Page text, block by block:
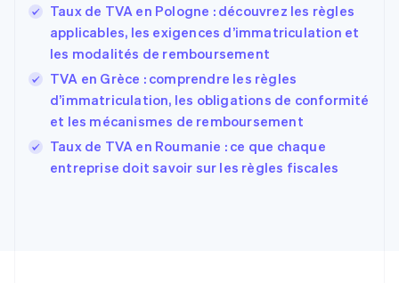
Taux de TVA en Pologne : découvrez les règles
applicables, les exigences d’immatriculation et
les modalités de remboursement
TVA en Grèce : comprendre les règles
d’immatriculation, les obligations de conformité
et les mécanismes de remboursement
Taux de TVA en Roumanie : ce que chaque
entreprise doit savoir sur les règles fiscales
EspañolEnglish
Estonie
English
États-Unis
EnglishEspañol简体中文
Finlande
English Svenska
FrançaisEnglish
Gibraltar